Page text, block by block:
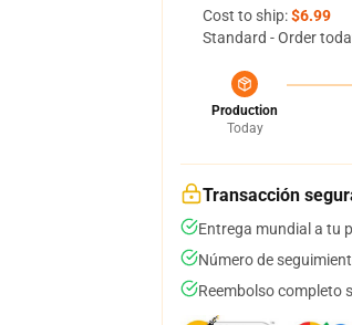
Cost to ship:$6.99
Standard - Order
Production
Today
Transacción
Entrega mundial a tu
Número de
Reembolso completo